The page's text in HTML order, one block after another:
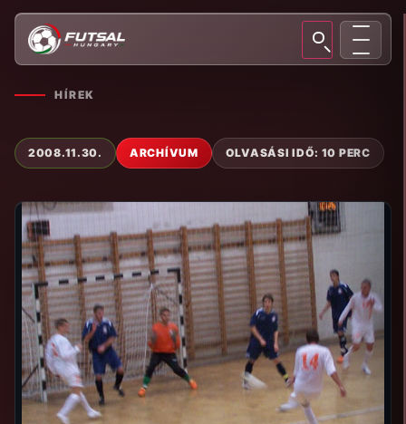
HÍREK
2008.11.30. ARCHÍVUM OLVASÁSI IDŐ: 10 PERC